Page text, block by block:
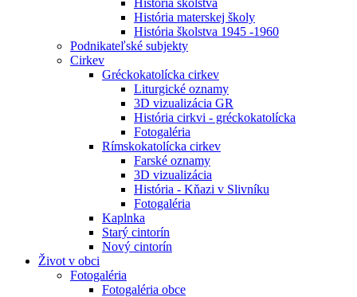
História školstva
História materskej školy
História školstva 1945 -1960
Podnikateľské subjekty
Cirkev
Gréckokatolícka cirkev
Liturgické oznamy
3D vizualizácia GR
História cirkvi - gréckokatolícka
Fotogaléria
Rímskokatolícka cirkev
Farské oznamy
3D vizualizácia
História - Kňazi v Slivníku
Fotogaléria
Kaplnka
Starý cintorín
Nový cintorín
Život v obci
Fotogaléria
Fotogaléria obce